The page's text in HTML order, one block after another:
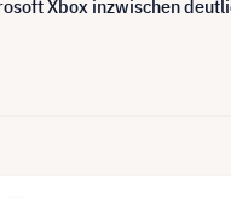
Xbox inzwischen